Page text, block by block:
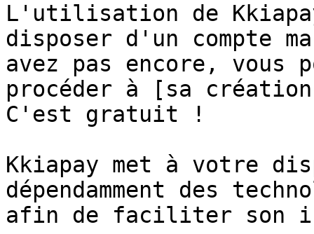
L'utilisation de
disposer d'un compte
avez pas encore, vous
procéder à [sa
C'est gratuit !
Kkiapay met à votre
dépendamment des
afin de faciliter son